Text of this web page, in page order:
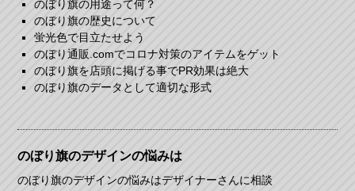
のぼり旗の用途って何？
のぼり旗の歴史について
蛍光色で目立たせよう
のぼり通販.comでコロナ対策のアイテムをゲット
のぼり旗を店頭に掲げる事でPR効果は絶大
のぼり旗のデータとして適切な形式
のぼり旗のデザインの悩みは
のぼり旗のデザインの悩みはデザイナーさんに相談